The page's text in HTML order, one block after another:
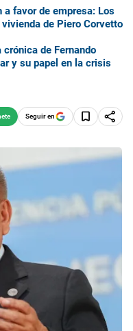
favor de empresa: Los
de Piero Corvetto
crónica de Fernando
y su papel en la crisis
Seguir en